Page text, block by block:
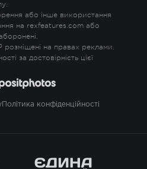
або інше використання
на rexfeatures.com або
розміщені на правах реклами.
за достовірність цієї
Політика конфіденційності